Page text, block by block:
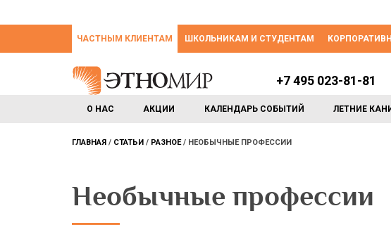
ЧАСТНЫМ КЛИЕНТАМ ШКОЛЬНИКАМ И СТУДЕНТАМ
О НАС АКЦИИ КАЛЕНДАРЬ СОБЫТИЙ ЛЕТНИЕ
+7 495 023-81-81
ГЛАВНАЯ СТАТЬИ РАЗНОЕ НЕОБЫЧНЫЕ ПРОФЕССИИ
Необычные профессии